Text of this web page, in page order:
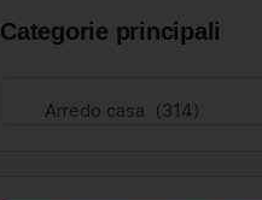
Categorie principali
Arredo casa (314)